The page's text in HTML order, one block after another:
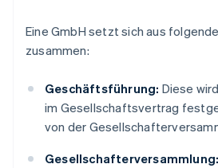
Eine GmbH setzt sich aus
zusammen:
Geschäftsführung: Diese
im Gesellschaftsvertrag
von der
Gesellschafterversammlung: